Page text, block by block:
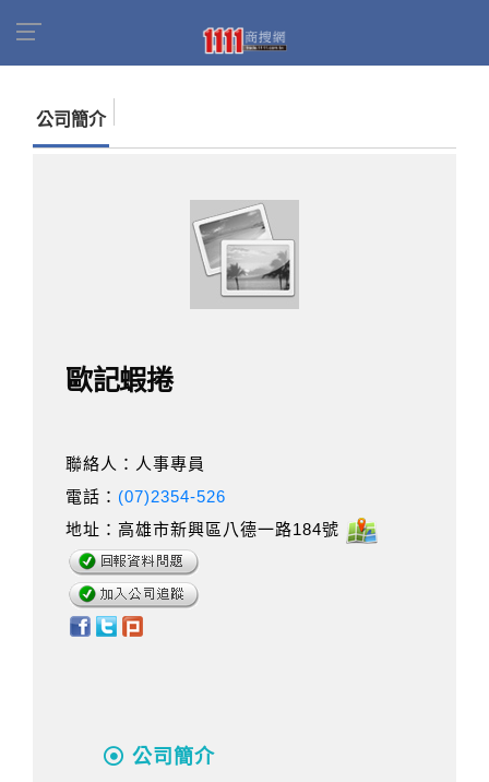
公司簡介
歐記蝦捲
聯絡人：人事專員
電話： (07)2354-526
地址：高雄市新興區八德一路184號
公司簡介